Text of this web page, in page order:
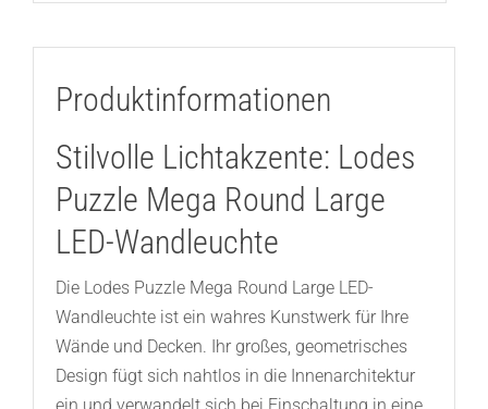
Produktinformationen
Stilvolle Lichtakzente: Lodes
Puzzle Mega Round Large
LED-Wandleuchte
Die Lodes Puzzle Mega Round Large LED-
Wandleuchte ist ein wahres Kunstwerk für Ihre
Wände und Decken. Ihr großes, geometrisches
Design fügt sich nahtlos in die Innenarchitektur